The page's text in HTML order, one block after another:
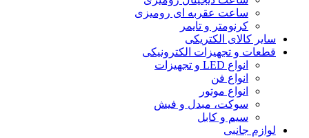
ساعت عقربه ای رومیزی
کرنومتر و تایمر
سایر کالای الکتریکی
قطعات و تجهیزات الکترونیکی
انواع LED و تجهیزات
انواع فن
انواع موتور
سوکت، مبدل و فیش
سیم و کابل
لوازم جانبی